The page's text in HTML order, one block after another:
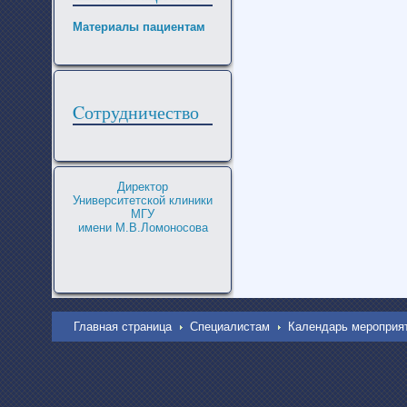
Материалы пациентам
Cотрудничество
Директор
Университетской клиники
МГУ
имени М.В.Ломоносова
Главная страница Специалистам Календарь